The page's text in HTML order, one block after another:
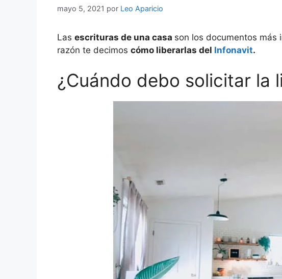
mayo 5, 2021 por Leo Aparicio
Las escrituras de una casa son los documentos más
razón te decimos cómo liberarlas del Infonavit.
¿Cuándo debo solicitar la